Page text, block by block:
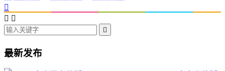

 

最新发布